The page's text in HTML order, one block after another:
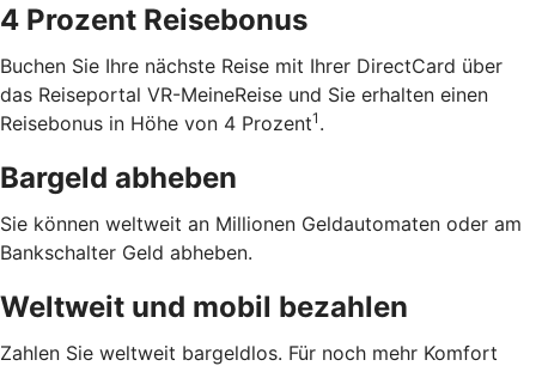
4 Prozent Reisebonus
Buchen Sie Ihre nächste Reise mit Ihrer DirectCard über
das Reiseportal VR-MeineReise und Sie erhalten einen
Reisebonus in Höhe von 4 Prozent1 .
Bargeld abheben
Sie können weltweit an Millionen Geldautomaten oder am
Bankschalter Geld abheben.
Weltweit und mobil bezahlen
Zahlen Sie weltweit bargeldlos. Für noch mehr Komfort